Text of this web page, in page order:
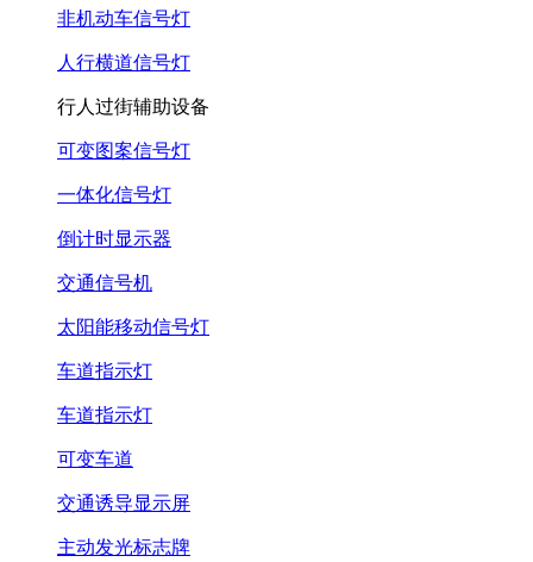
非机动车信号灯
人行横道信号灯
行人过街辅助设备
可变图案信号灯
一体化信号灯
倒计时显示器
交通信号机
太阳能移动信号灯
车道指示灯
车道指示灯
可变车道
交通诱导显示屏
主动发光标志牌